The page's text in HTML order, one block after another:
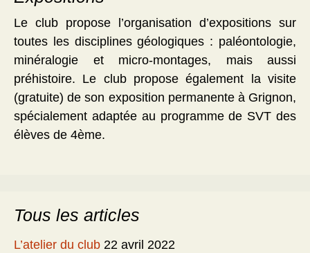
Le club propose l’organisation d’expositions sur
toutes les disciplines géologiques : paléontologie,
minéralogie et micro-montages, mais aussi
préhistoire. Le club propose également la visite
(gratuite) de son exposition permanente à Grignon,
spécialement adaptée au programme de SVT des
élèves de 4ème.
Tous les articles
L’atelier du club 22 avril 2022